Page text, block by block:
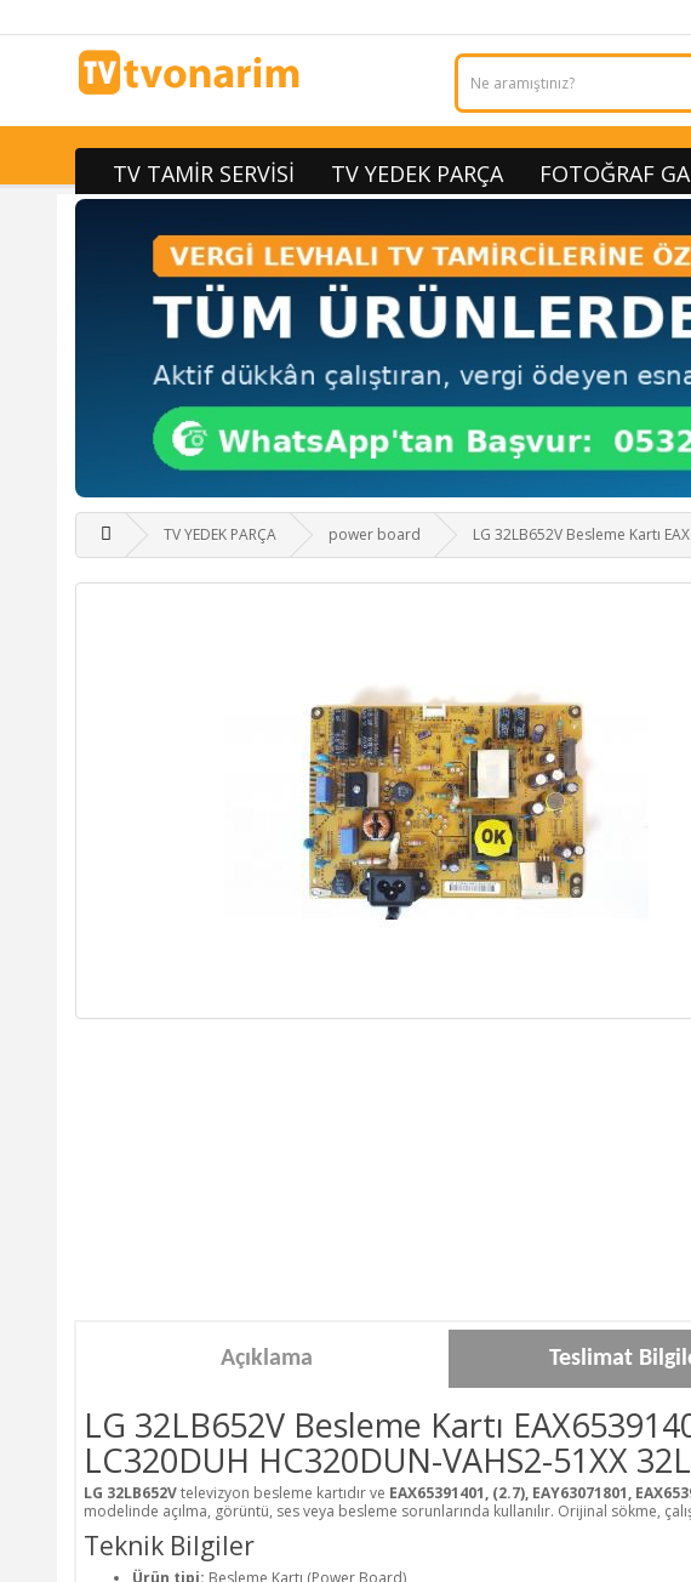
TV TAMİR SERVİSİ TV YEDEK PARÇA FOTOĞRAF
TV YEDEK PARÇA power board LG 32LB652V Besleme Kartı
Açıklama Teslimat
LG 32LB652V Besleme Kartı
LC320DUH HC320DUN-VAHS2-51XX
LG 32LB652Vtelevizyon besleme kartıdır ve EAX65391401, (2.7), EAY63071801,
modelinde açılma, görüntü, ses veya besleme sorunlarında kullanılır. Orijinal sökme,
Teknik Bilgiler
Ürün tipi: Besleme Kartı (Power Board)